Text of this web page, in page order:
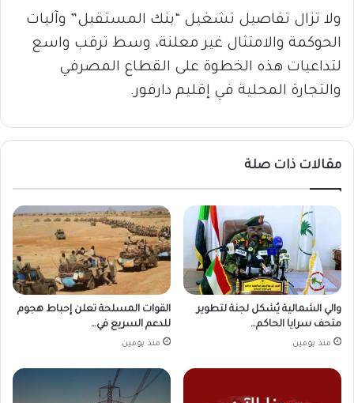
ولا تزال تفاصيل تشغيل “بنك المستقبل” وآليات
الحوكمة والامتثال غير معلنة، وسط ترقب واسع
لتداعيات هذه الخطوة على القطاع المصرفي
والتجارة المحلية في إقليم دارفور.
مقالات ذات صلة
والي الشمالية يُشكل لجنة لتطوير
متحف سرايا الحاكم…
منذ يومين
القوات المسلحة تعلن إحباط هجوم
للدعم السريع في…
منذ يومين